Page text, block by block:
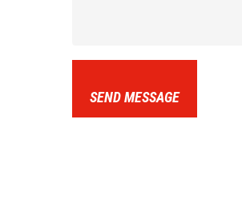
SEND MESSAGE